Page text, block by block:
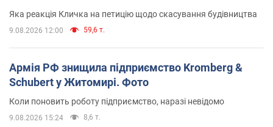
вірянина"
Яка реакція Кличка на петицію щодо скасування будівництва
9.08.2026 12:00 59,6 т.
Армія РФ знищила підприємство Kromberg &
Schubert у Житомирі. Фото
Коли поновить роботу підприємство, наразі невідомо
9.08.2026 15:24 8,6 т.